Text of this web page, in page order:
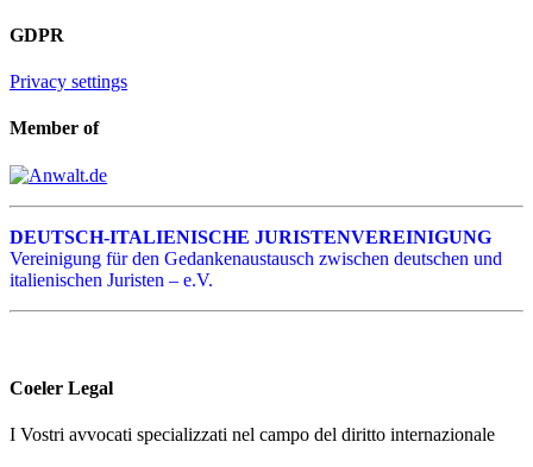
GDPR
Privacy settings
Member of
DEUTSCH-ITALIENISCHE JURISTENVEREINIGUNG
Vereinigung für den Gedankenaustausch zwischen deutschen und
italienischen Juristen – e.V.
Coeler Legal
I Vostri avvocati specializzati nel campo del diritto internazionale